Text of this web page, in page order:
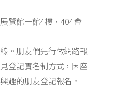
覽館一館4樓，404會
。朋友們先行做網路報
登記實名制方式，因座
趣的朋友登記報名。